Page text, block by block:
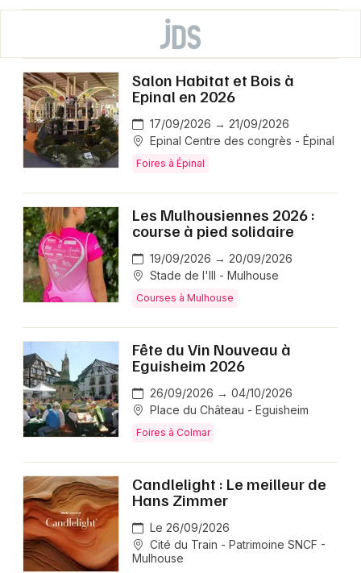
Salon Habitat et Bois à
Epinal en 2026
17/09/2026 → 21/09/2026
Epinal Centre des congrès - Épinal
Foires à Épinal
Les Mulhousiennes 2026 :
course à pied solidaire
19/09/2026 → 20/09/2026
Stade de l'Ill - Mulhouse
Courses à Mulhouse
Fête du Vin Nouveau à
Eguisheim 2026
26/09/2026 → 04/10/2026
Place du Château - Eguisheim
Foires à Colmar
Candlelight : Le meilleur de
Hans Zimmer
Le 26/09/2026
Cité du Train - Patrimoine SNCF -
Mulhouse